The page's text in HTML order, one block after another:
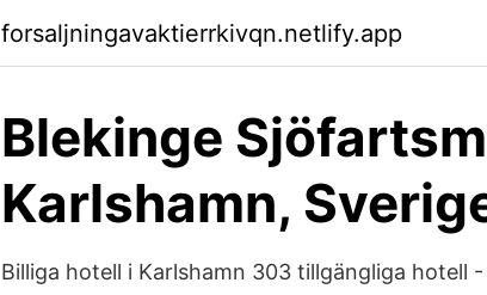
forsaljningavaktierrkivqn.netlify.app
Blekinge
Karlshamn,
Billiga hotell i Karlshamn 303 tillgängliga hotell